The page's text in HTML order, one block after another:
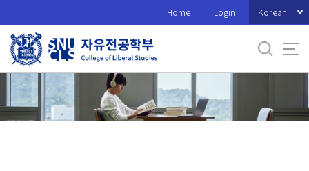
로
메
Home Login Korean